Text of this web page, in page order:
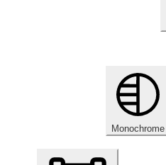
Monochrome